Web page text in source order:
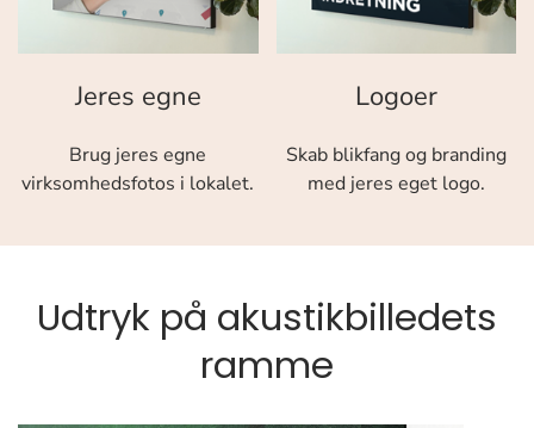
Jeres egne
Brug jeres egne
virksomhedsfotos i lokalet.
Logoer
Skab blikfang og branding
med jeres eget logo.
Udtryk på akustikbilledets
ramme